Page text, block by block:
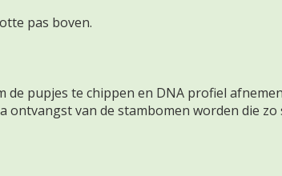
pas boven.
pupjes te chippen en DNA profiel
ontvangst van de stambomen worden die zo